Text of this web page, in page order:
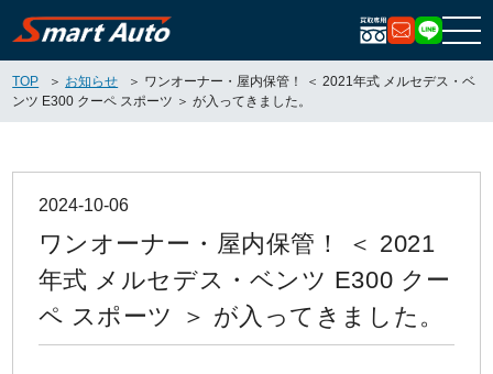
お問い合
LINE
TOP お知らせ
ワンオーナー・屋内保管！ ＜ 2021年式 メルセデス・ベ
ンツ E300 クーペ スポーツ ＞ が入ってきました。
2024-10-06
ワンオーナー・屋内保管！ ＜ 2021
年式 メルセデス・ベンツ E300 クー
ペ スポーツ ＞ が入ってきました。